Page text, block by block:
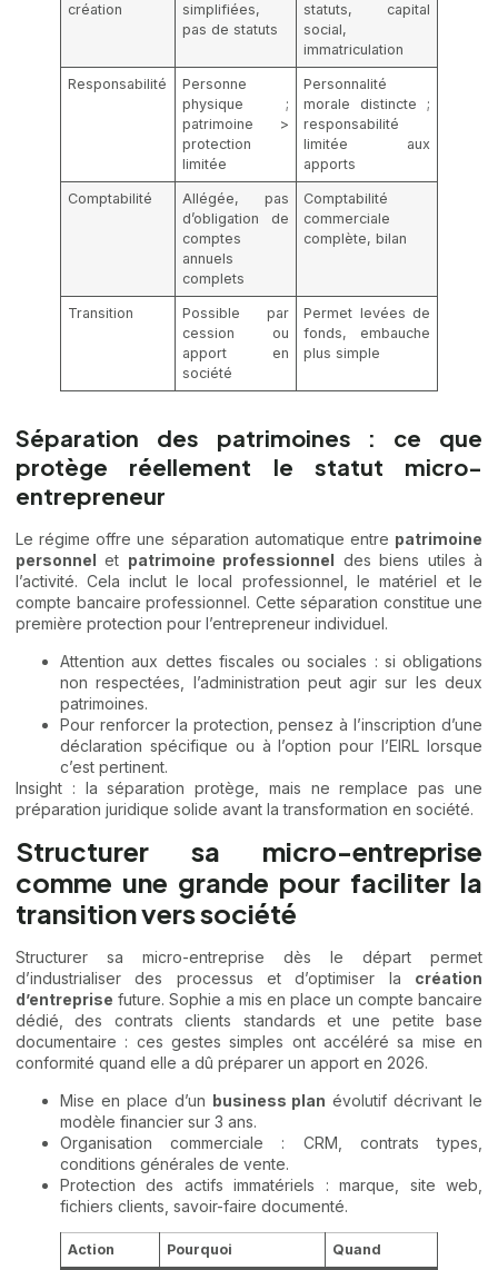
création
simplifiées,
pas de statuts
statuts, capital
social,
immatriculation
Responsabilité
Personne
physique ;
patrimoine >
protection
limitée
Personnalité
morale distincte ;
responsabilité
limitée aux
apports
Comptabilité
Allégée, pas
d’obligation de
comptes
annuels
complets
Comptabilité
commerciale
complète, bilan
Transition
Possible par
cession ou
apport en
société
Permet levées de
fonds, embauche
plus simple
Séparation des patrimoines : ce que
protège réellement le statut micro-
entrepreneur
Le régime offre une séparation automatique entre patrimoine
personnel et patrimoine professionnel des biens utiles à
l’activité. Cela inclut le local professionnel, le matériel et le
compte bancaire professionnel. Cette séparation constitue une
première protection pour l’entrepreneur individuel.
Attention aux dettes fiscales ou sociales : si obligations
non respectées, l’administration peut agir sur les deux
patrimoines.
Pour renforcer la protection, pensez à l’inscription d’une
déclaration spécifique ou à l’option pour l’EIRL lorsque
c’est pertinent.
Insight : la séparation protège, mais ne remplace pas une
préparation juridique solide avant la transformation en société.
Structurer sa micro-entreprise
comme une grande pour faciliter la
transition vers société
Structurer sa micro-entreprise dès le départ permet
d’industrialiser des processus et d’optimiser la création
d’entreprise future. Sophie a mis en place un compte bancaire
dédié, des contrats clients standards et une petite base
documentaire : ces gestes simples ont accéléré sa mise en
conformité quand elle a dû préparer un apport en 2026.
Mise en place d’un business plan évolutif décrivant le
modèle financier sur 3 ans.
Organisation commerciale : CRM, contrats types,
conditions générales de vente.
Protection des actifs immatériels : marque, site web,
fichiers clients, savoir-faire documenté.
Action Pourquoi Quand